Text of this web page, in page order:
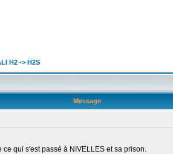
H2 -> H2S
Message
qui s'est passé à NIVELLES et sa prison.